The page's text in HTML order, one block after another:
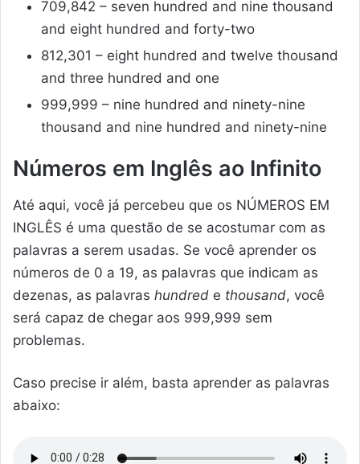
709,842 – seven hundred and nine thousand
and eight hundred and forty-two
812,301 – eight hundred and twelve thousand
and three hundred and one
999,999 – nine hundred and ninety-nine
thousand and nine hundred and ninety-nine
Números em Inglês ao Infinito
Até aqui, você já percebeu que os NÚMEROS EM
INGLÊS é uma questão de se acostumar com as
palavras a serem usadas. Se você aprender os
números de 0 a 19, as palavras que indicam as
dezenas, as palavras hundred e thousand, você
será capaz de chegar aos 999,999 sem
problemas.
Caso precise ir além, basta aprender as palavras
abaixo: